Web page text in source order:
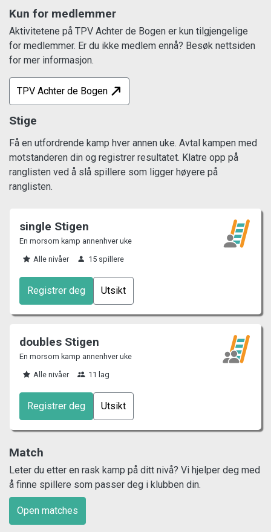
Kun for medlemmer
Aktivitetene på TPV Achter de Bogen er kun tilgjengelige
for medlemmer. Er du ikke medlem ennå? Besøk nettsiden
for mer informasjon.
TPV Achter de Bogen
Stige
Få en utfordrende kamp hver annen uke. Avtal kampen med
motstanderen din og registrer resultatet. Klatre opp på
ranglisten ved å slå spillere som ligger høyere på
ranglisten.
single Stigen
En morsom kamp annenhver uke
Alle nivåer
15 spillere
Registrer deg Utsikt
doubles Stigen
En morsom kamp annenhver uke
Alle nivåer
11 lag
Registrer deg Utsikt
Match
Leter du etter en rask kamp på ditt nivå? Vi hjelper deg med
å finne spillere som passer deg i klubben din.
Open matches